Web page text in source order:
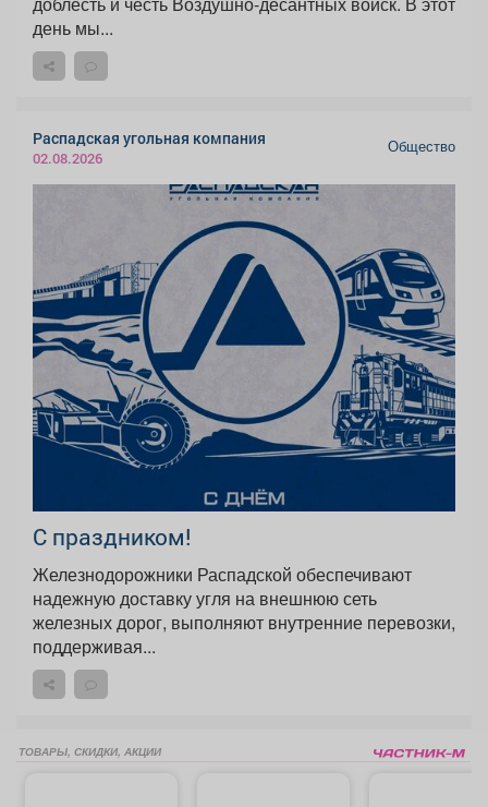
день мы...
Распадская угольная компания
02.08.2026
Общество
С праздником!
Железнодорожники Распадской обеспечивают
надежную доставку угля на внешнюю сеть
железных дорог, выполняют внутренние перевозки,
поддерживая...
ТОВАРЫ, СКИДКИ, АКЦИИ